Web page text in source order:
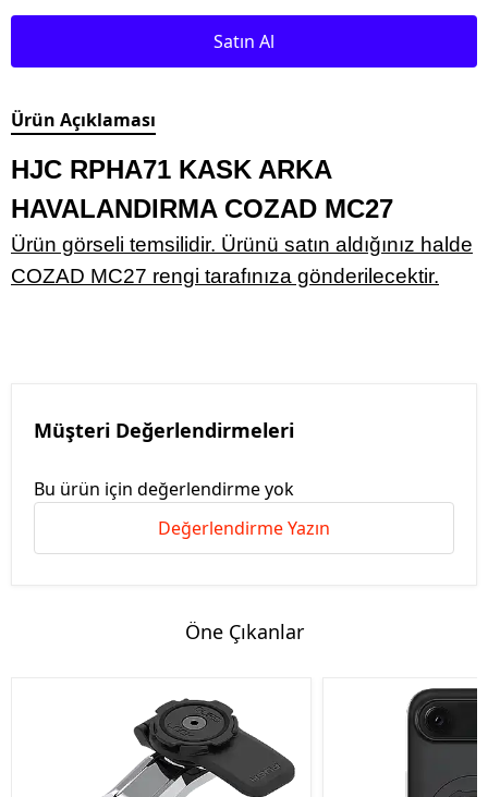
Satın Al
Ürün Açıklaması
HJC RPHA71 KASK ARKA
HAVALANDIRMA COZAD MC27
Ürün görseli temsilidir. Ürünü satın aldığınız halde
COZAD MC27 rengi tarafınıza gönderilecektir.
Müşteri Değerlendirmeleri
Bu ürün için değerlendirme yok
Değerlendirme Yazın
Öne Çıkanlar